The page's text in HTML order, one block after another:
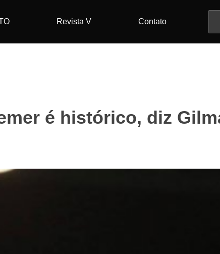
Revista V Contato
é histórico, diz